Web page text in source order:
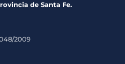
de Santa Fe.
2009